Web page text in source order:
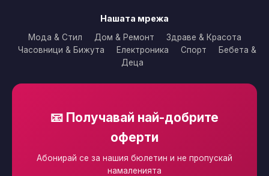
Нашата мрежа
Мода & Стил Дом & Ремонт
Здраве & Красота
Часовници & Бижута
Електроника Спорт
Бебета &
Деца
📧 Получавай най-добрите
оферти
Абонирай се за нашия бюлетин и не пропускай
намаленията